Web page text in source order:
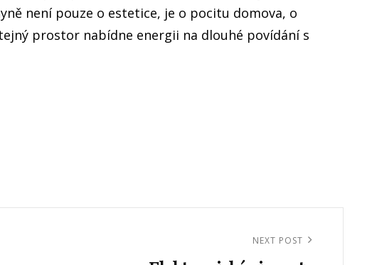
není pouze o estetice, je o pocitu domova, o
prostor nabídne energii na dlouhé povídání s
NEXT POST